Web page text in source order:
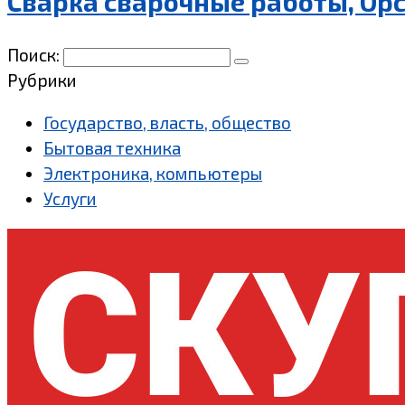
Поиск:
Рубрики
Государство, власть, общество
Бытовая техника
Электроника, компьютеры
Услуги